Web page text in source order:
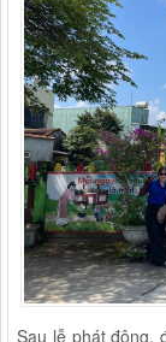
Sau lễ phát động,